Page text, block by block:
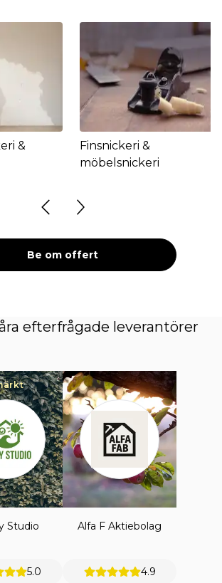
&
Finsnickeri &
möbelsnickeri
Be om offert
efterfrågade leverantörer
Studio
5.0
Alfa F Aktiebolag
4.9